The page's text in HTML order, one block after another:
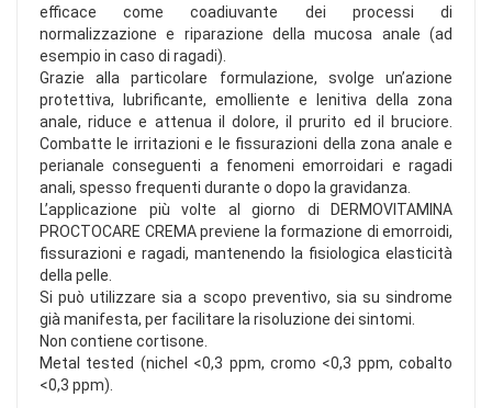
efficace come coadiuvante dei processi di
normalizzazione e riparazione della mucosa anale (ad
esempio in caso di ragadi).
Grazie alla particolare formulazione, svolge un’azione
protettiva, lubrificante, emolliente e lenitiva della zona
anale, riduce e attenua il dolore, il prurito ed il bruciore.
Combatte le irritazioni e le fissurazioni della zona anale e
perianale conseguenti a fenomeni emorroidari e ragadi
anali, spesso frequenti durante o dopo la gravidanza.
L’applicazione più volte al giorno di DERMOVITAMINA
PROCTOCARE CREMA previene la formazione di emorroidi,
fissurazioni e ragadi, mantenendo la fisiologica elasticità
della pelle.
Si può utilizzare sia a scopo preventivo, sia su sindrome
già manifesta, per facilitare la risoluzione dei sintomi.
Non contiene cortisone.
Metal tested (nichel <0,3 ppm, cromo <0,3 ppm, cobalto
<0,3 ppm).